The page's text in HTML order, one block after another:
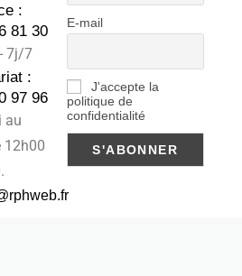
:
81 30
7j/7
:
97 96
au
12h00
E-mail
J'accepte la
politique de
confidentialité